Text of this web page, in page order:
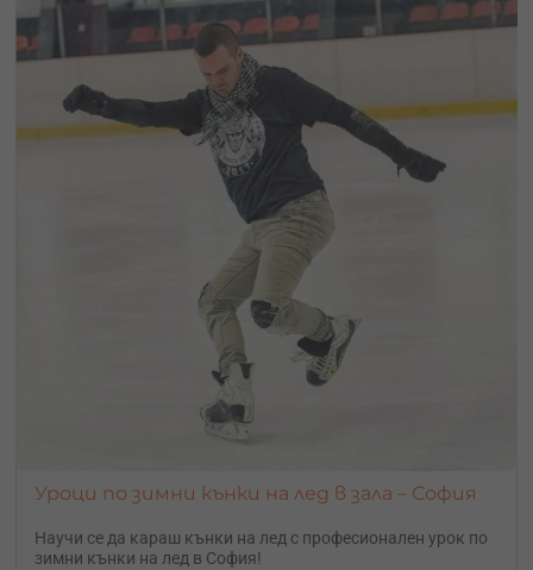
Уроци по зимни кънки на лед в зала – София
Научи се да караш кънки на лед с професионален урок по
зимни кънки на лед в София!